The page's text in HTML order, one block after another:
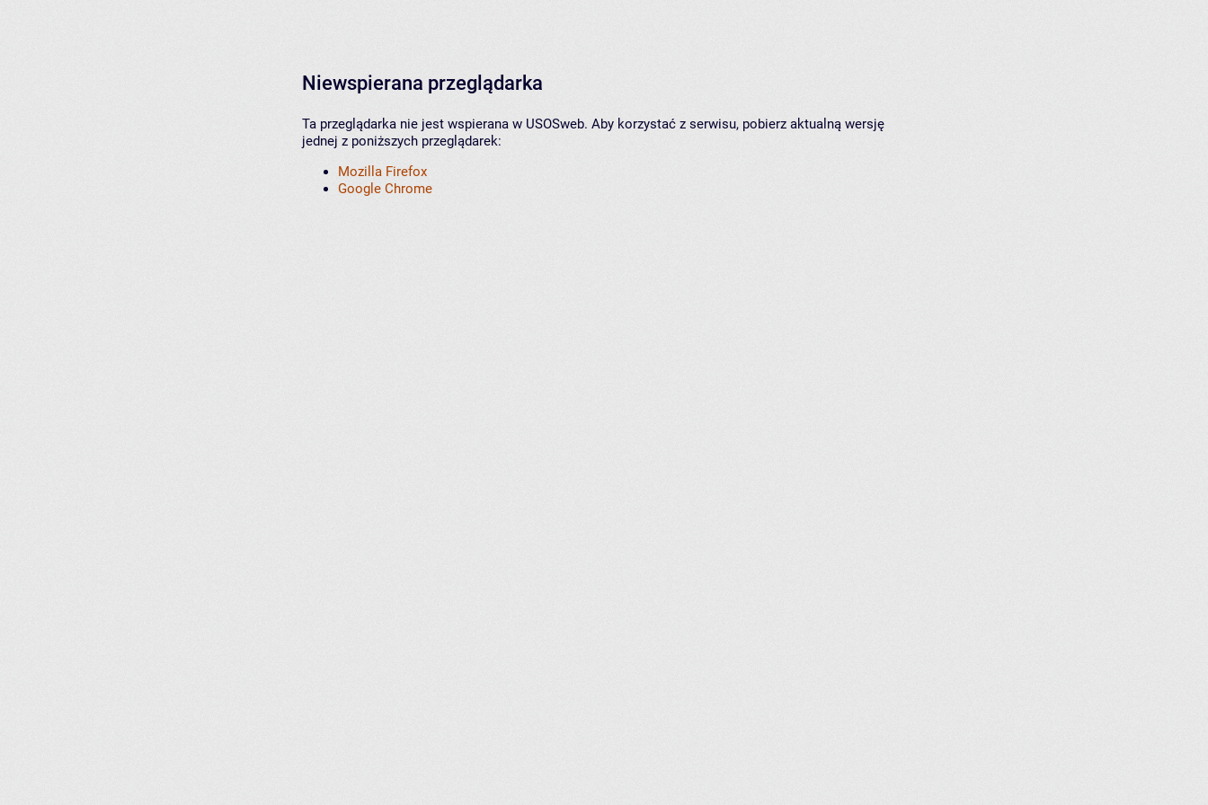
Niewspierana przeglądarka
Ta przeglądarka nie jest wspierana w USOSweb. Aby korzystać z serwisu, pobierz aktualną wersję
jednej z poniższych przeglądarek:
Mozilla Firefox
Google Chrome